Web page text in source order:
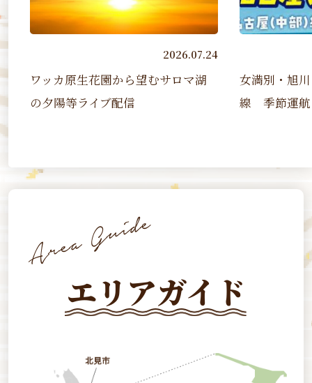
望むサロマ湖
女満別・旭川－名古屋（中部）
線 季節運航（2026 7/17~2...
エリアガイド